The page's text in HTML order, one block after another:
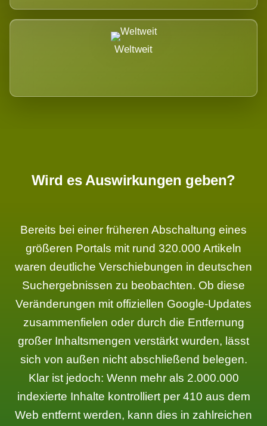
Weltweit
Wird es Auswirkungen geben?
Bereits bei einer früheren Abschaltung eines
größeren Portals mit rund 320.000 Artikeln
waren deutliche Verschiebungen in deutschen
Suchergebnissen zu beobachten. Ob diese
Veränderungen mit offiziellen Google-Updates
zusammenfielen oder durch die Entfernung
großer Inhaltsmengen verstärkt wurden, lässt
sich von außen nicht abschließend belegen.
Klar ist jedoch: Wenn mehr als 2.000.000
indexierte Inhalte kontrolliert per 410 aus dem
Web entfernt werden, kann dies in zahlreichen